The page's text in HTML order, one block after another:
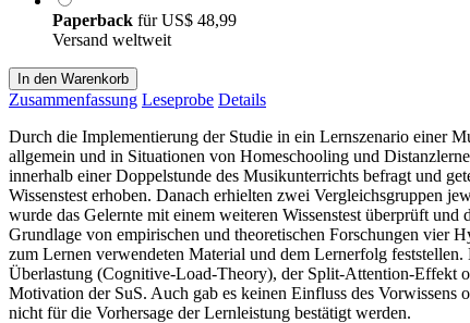
Paperback fürUS$ 48,99
Versand weltweit
In den Warenkorb
Zusammenfassung Leseprobe Details
Durch die Implementierung der Studie in ein Lernszenario einer
allgemein und in Situationen von Homeschooling und
innerhalb einer Doppelstunde des Musikunterrichts befragt und
Wissenstest erhoben. Danach erhielten zwei Vergleichsgruppen
wurde das Gelernte mit einem weiteren Wissenstest überprüft
Grundlage von empirischen und theoretischen Forschungen vier
zum Lernen verwendeten Material und dem Lernerfolg
Überlastung (Cognitive-Load-Theory), der Split-Attention-Effekt
Motivation der SuS. Auch gab es keinen Einfluss des Vorwissens
nicht für die Vorhersage der Lernleistung bestätigt werden.